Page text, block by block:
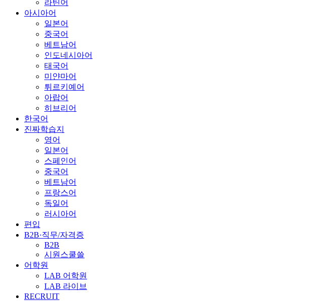
라틴어
아시아어
일본어
중국어
베트남어
인도네시아어
태국어
미얀마어
튀르키예어
아랍어
히브리어
한국어
진짜학습지
영어
일본어
스페인어
중국어
베트남어
프랑스어
독일어
러시아어
편입
B2B·직무/자격증
B2B
시원스쿨쓸
어학원
LAB 어학원
LAB 라이브
RECRUIT